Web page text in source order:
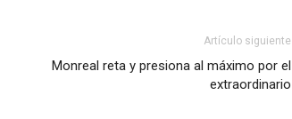
Artículo siguiente
Monreal reta y presiona al máximo por el
extraordinario